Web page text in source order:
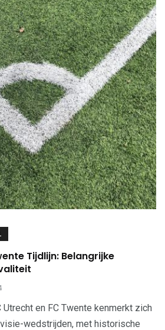
Tijdlijn: Belangrijke
en FC Twente kenmerkt zich
wedstrijden, met historische